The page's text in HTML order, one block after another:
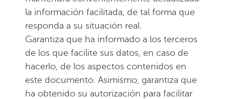
la información facilitada, de tal forma que
responda a su situación real.
Garantiza que ha informado a los terceros
de los que facilite sus datos, en caso de
hacerlo, de los aspectos contenidos en
este documento. Asimismo, garantiza que
ha obtenido su autorización para facilitar